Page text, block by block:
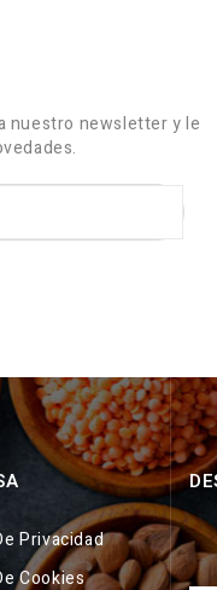
nuestro newsletter y le
Privacidad
Cookies